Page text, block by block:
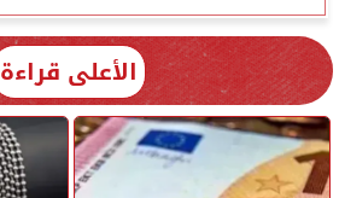
الأعلى قراءة